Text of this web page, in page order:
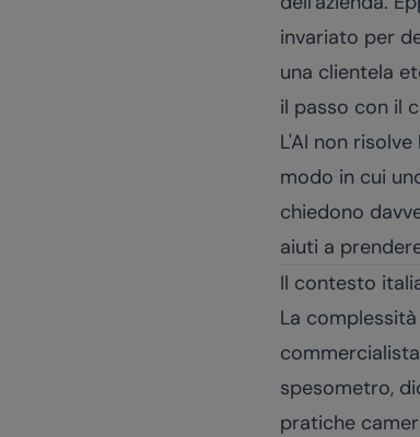
invariato per
una clientela
il passo con il
L'AI non
modo in cui
chiedono
aiuti a
Il contesto
La
spesometro,
pratiche